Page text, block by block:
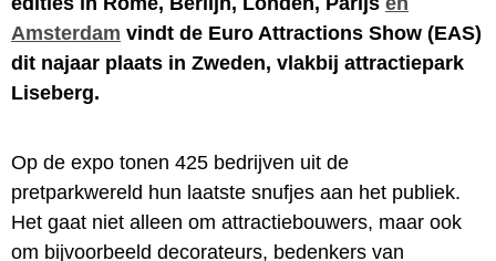
Amsterdam vindt de Euro Attractions Show (EAS)
dit najaar plaats in Zweden, vlakbij attractiepark
Liseberg.
Op de expo tonen 425 bedrijven uit de
pretparkwereld hun laatste snufjes aan het publiek.
Het gaat niet alleen om attractiebouwers, maar ook
om bijvoorbeeld decorateurs, bedenkers van